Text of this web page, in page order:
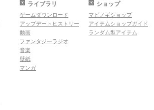
ライブラリ
ゲームダウンロード
アップデートヒストリー
動画
ファンタジーラジオ
音楽
壁紙
マンガ
ショップ
マビノギショップ
アイテムショップガイド
ランダム型アイテム